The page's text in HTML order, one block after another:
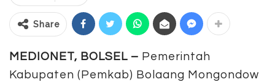
Share
MEDIONET, BOLSEL – Pemerintah
Kabupaten (Pemkab) Bolaang Mongondow